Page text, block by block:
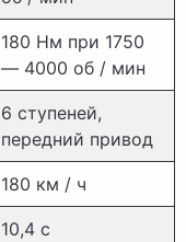
180 Нм при 1750
— 4000 об / мин
6 ступеней,
передний привод
180 км / ч
10,4 с